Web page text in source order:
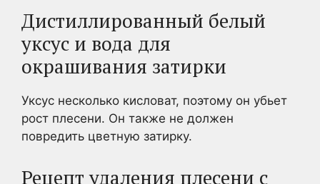
Дистиллированный белый
уксус и вода для
окрашивания затирки
Уксус несколько кисловат, поэтому он убьет
рост плесени. Он также не должен
повредить цветную затирку.
Рецепт удаления плесени с